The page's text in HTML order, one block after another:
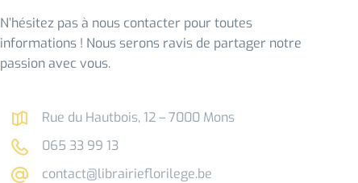
N’hésitez pas à nous contacter pour toutes
informations ! Nous serons ravis de partager notre
passion avec vous.
Rue du Hautbois, 12 – 7000 Mons
065 33 99 13
contact@librairieflorilege.be